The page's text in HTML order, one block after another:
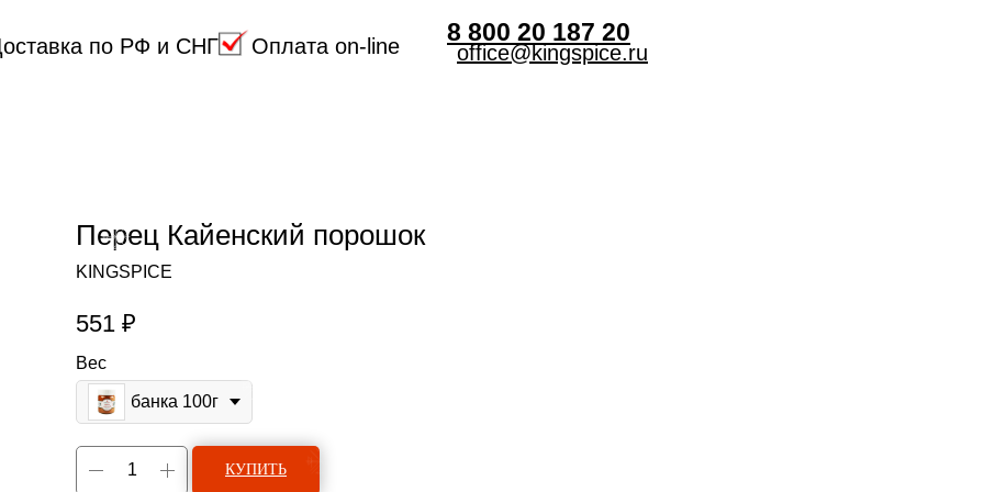
8 800 20 187 20
office@kingspice.ru
по РФ и СНГ Оплата on-line
Перец Кайенский порошок
KINGSPICE
551 ₽
Вес
банка 100г
КУПИТЬ